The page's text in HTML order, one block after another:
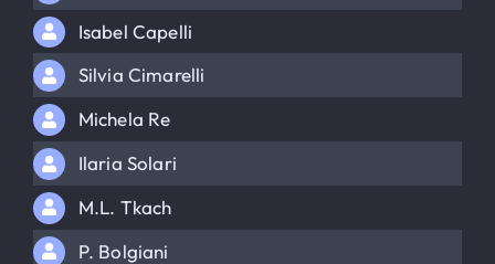
Isabel Capelli
Silvia Cimarelli
Michela Re
Ilaria Solari
M.L. Tkach
P. Bolgiani